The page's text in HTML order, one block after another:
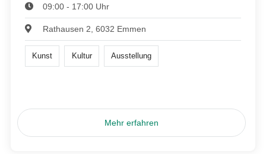
09:00 - 17:00 Uhr
Rathausen 2, 6032 Emmen
Kunst Kultur Ausstellung
Mehr erfahren